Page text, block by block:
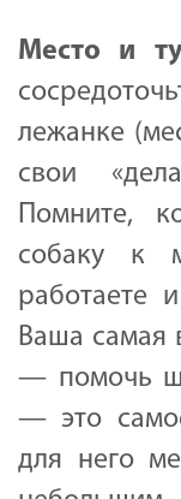
Место и
лежанке
свои
Помните,
собаку к
работаете
Ваша самая
— помочь
— это
для него